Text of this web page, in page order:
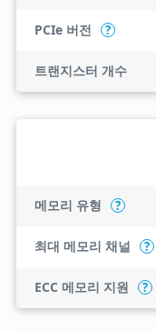
PCIe 버전 ?
트랜지스터 개수
메모리 유형 ?
최대 메모리 채널 ?
ECC 메모리 지원 ?